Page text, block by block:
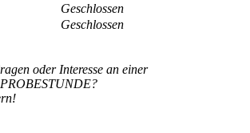
Geschlossen
Geschlossen
oder Interesse an einer